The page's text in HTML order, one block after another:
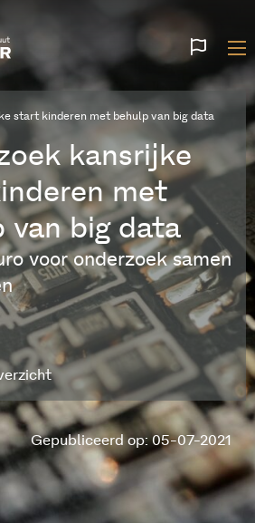
talen
start kinderen met behulp van big data
kansrijke
met
van big data
voor onderzoek samen
Gepubliceerd op: 05-07-2021